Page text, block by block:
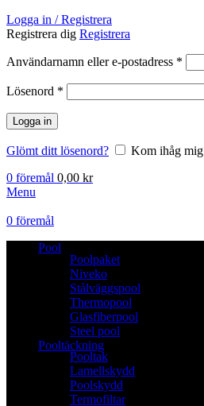
Logga in / Registrera
Registrera dig Registrera
Användarnamn eller e-postadress *
Lösenord *
Logga in
Glömt ditt lösenord?
Kom ihåg mig
0 föremål 0,00 kr
Menu
0 föremål
Pool
Poolpaket
Niveko
Stålväggspool
Thermopool
Glasfiberpool
Steel pool
Pooltäckning
Pooltak
Lamellskydd
Poolskydd
Termofiltar